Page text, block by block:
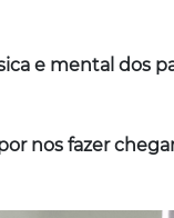
e mental dos
nos fazer